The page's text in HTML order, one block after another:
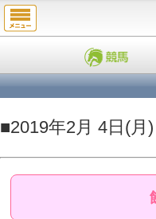
■2019年2月 4日(月)